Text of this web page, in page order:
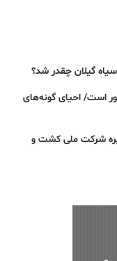
گیلان چقدر شد؟
است/ احیای گونه‌های
شرکت ملی کشت و